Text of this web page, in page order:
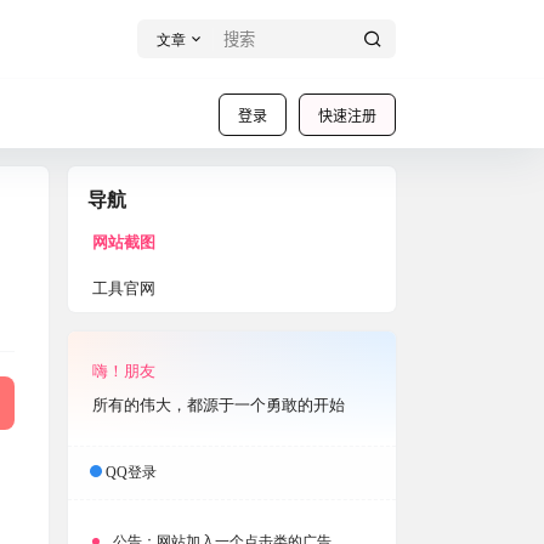
文章
登录 快速注册
导航
网站截图
工具官网
嗨！朋友
所有的伟大，都源于一个勇敢的开始
QQ登录